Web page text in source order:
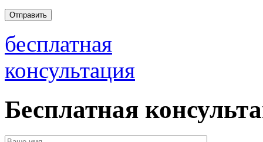
бесплатная
консультация
Бесплатная